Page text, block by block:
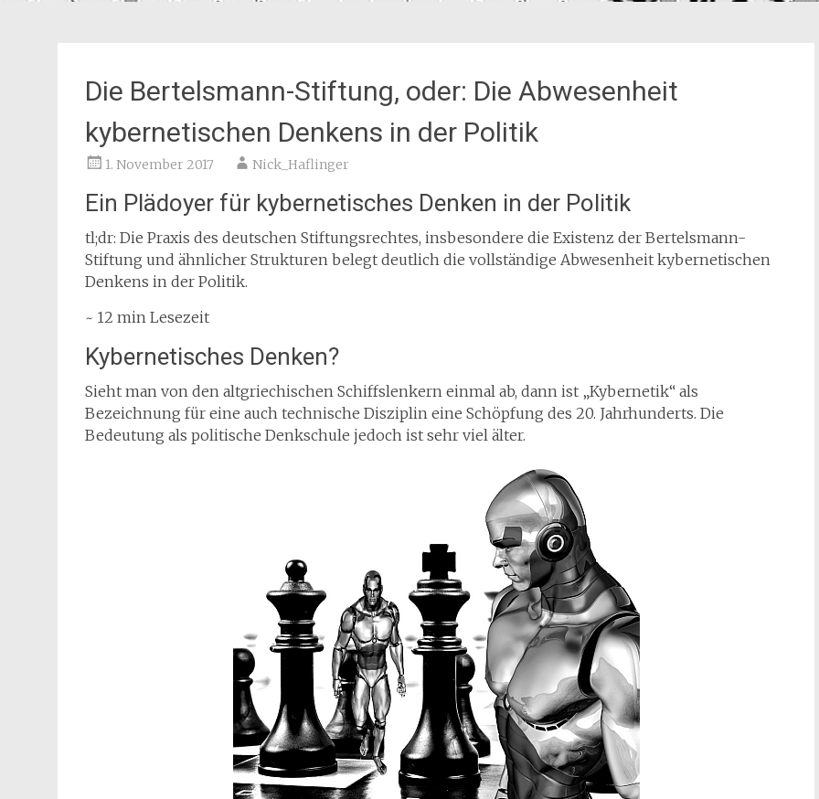
Die Bertelsmann-Stiftung, oder: Die Abwesenheit
kybernetischen Denkens in der Politik
1. November 2017 Nick_Haflinger
Ein Plädoyer für kybernetisches Denken in der Politik
tl;dr: Die Praxis des deutschen Stiftungsrechtes, insbesondere die Existenz der Bertelsmann-
Stiftung und ähnlicher Strukturen belegt deutlich die vollständige Abwesenheit kybernetischen
Denkens in der Politik.
~ 12 min Lesezeit
Kybernetisches Denken?
Sieht man von den altgriechischen Schiffslenkern einmal ab, dann ist „Kybernetik“ als
Bezeichnung für eine auch technische Disziplin eine Schöpfung des 20. Jahrhunderts. Die
Bedeutung als politische Denkschule jedoch ist sehr viel älter.